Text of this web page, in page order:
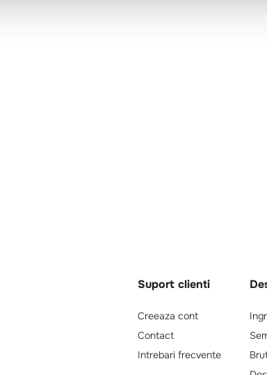
Suport clienti
Creeaza cont
Contact
Intrebari frecvente